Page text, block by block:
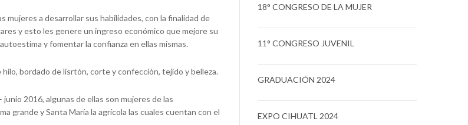
a desarrollar sus habilidades, con la finalidad de
y esto les genere un ingreso económico que mejore su
y fomentar la confianza en ellas mismas.
bordado de lisrtón, corte y confección, tejido y belleza.
2016, algunas de ellas son mujeres de las
grande y Santa María la agrícola las cuales cuentan con el
18° CONGRESO DE LA MUJER
11° CONGRESO JUVENIL
GRADUACIÓN 2024
EXPO CIHUATL 2024